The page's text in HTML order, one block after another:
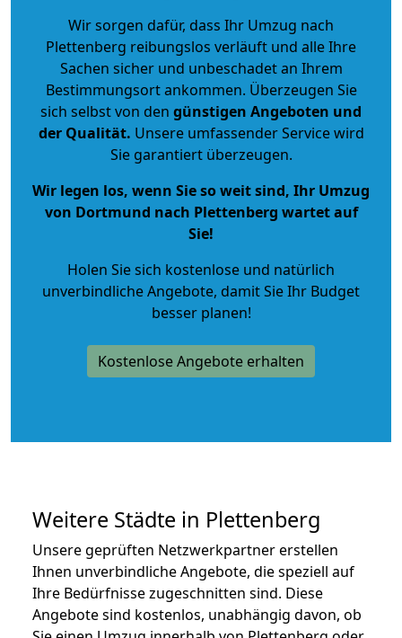
Wir sorgen dafür, dass Ihr Umzug nach
Plettenberg reibungslos verläuft und alle Ihre
Sachen sicher und unbeschadet an Ihrem
Bestimmungsort ankommen. Überzeugen Sie
sich selbst von den günstigen Angeboten und
der Qualität. Unsere umfassender Service wird
Sie garantiert überzeugen.
Wir legen los, wenn Sie so weit sind, Ihr Umzug
von Dortmund nach Plettenberg wartet auf
Sie!
Holen Sie sich kostenlose und natürlich
unverbindliche Angebote, damit Sie Ihr Budget
besser planen!
Kostenlose Angebote erhalten
Weitere Städte in Plettenberg
Unsere geprüften Netzwerkpartner erstellen
Ihnen unverbindliche Angebote, die speziell auf
Ihre Bedürfnisse zugeschnitten sind. Diese
Angebote sind kostenlos, unabhängig davon, ob